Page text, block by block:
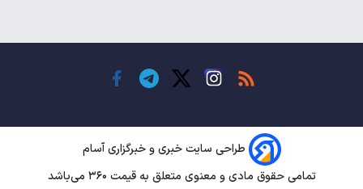
پشت‌پرده افزایش قبوض آب و برق برخی مشترکان
طراحی سایت خبری و خبرگزاری آسام
تمامی حقوق مادی و معنوی متعلق به قیمت ۳۶۰ می‌باشد